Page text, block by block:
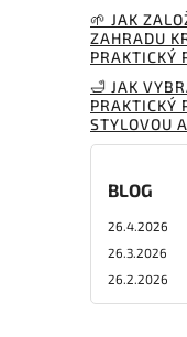
🌱 JAK
ZAHRADU
PRAKTICKÝ
🛁 JAK
PRAKTICKÝ
STYLOVOU
BLOG
26.4.2026
26.3.2026
26.2.2026